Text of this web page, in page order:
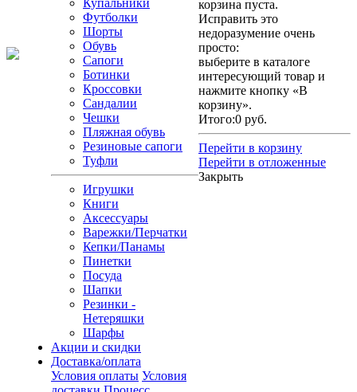
Купальники
Футболки
Шорты
Обувь
Сапоги
Ботинки
Кроссовки
Сандалии
Чешки
Пляжная обувь
Резиновые сапоги
Туфли
Игрушки
Книги
Аксессуары
Варежки/Перчатки
Кепки/Панамы
Пинетки
Посуда
Шапки
Резинки -
Нетеряшки
Шарфы
Акции и скидки
Доставка/оплата
Условия оплаты Условия
корзина пуста.
Исправить это
недоразумение очень
просто:
выберите в каталоге
интересующий товар и
нажмите кнопку «В
корзину».
Итого:0 руб.
Перейти в корзину
Перейти в отложенные
Закрыть